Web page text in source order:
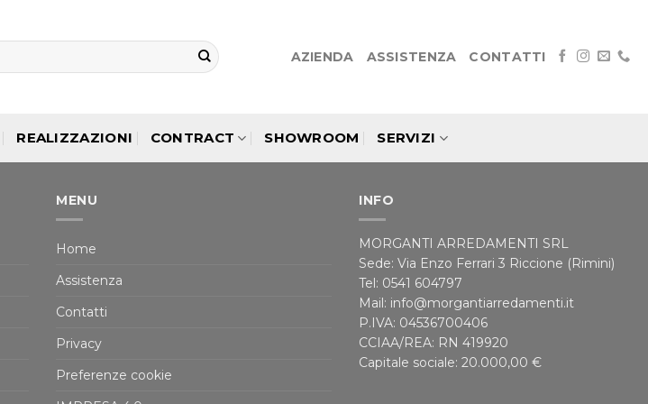
AZIENDA ASSISTENZA CONTATTI
REALIZZAZIONI CONTRACT SHOWROOM SERVIZI
MENU
Home
Assistenza
Contatti
Privacy
Preferenze cookie
INFO
MORGANTI ARREDAMENTI SRL
Sede: Via Enzo Ferrari 3 Riccione (Rimini)
Tel: 0541 604797
Mail: info@morgantiarredamenti.it
P.IVA: 04536700406
CCIAA/REA: RN 419920
Capitale sociale: 20.000,00 €